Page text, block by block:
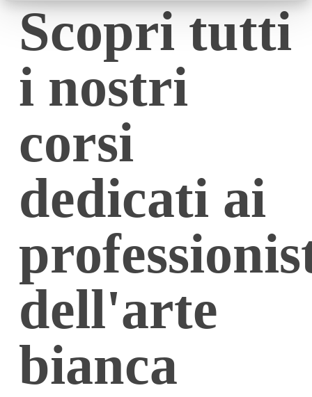
Scopri tutti
i nostri
corsi
dedicati ai
dell'arte
bianca